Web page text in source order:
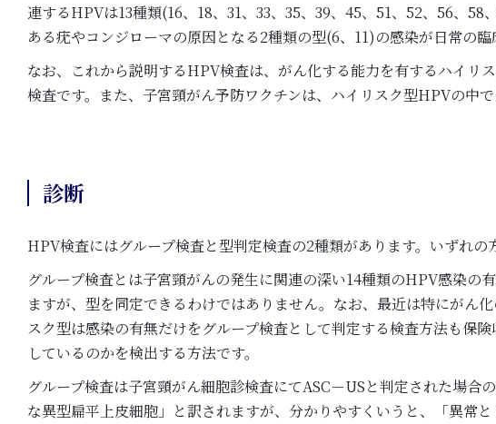
連するHPVは13種類(16、18、31、33、35、39、45、51、52、56、
ある疣やコンジローマの原因となる2種類の型(6、11)の感染が日常の臨
なお、これから説明するHPV検査は、がん化する能力を有するハイリ
検査です。また、子宮頸がん予防ワクチンは、ハイリスク型HPVの中
診断
HPV検査にはグループ検査と型判定検査の2種類があります。いずれ
グループ検査とは子宮頸がんの発生に関連の深い14種類のHPV感染の
ますが、型を同定できるわけではありません。なお、最近は特にがん
スク型は感染の有無だけをグループ検査として判定する検査方法も保
しているのかを検出する方法です。
グループ検査は子宮頸がん細胞診検査にてASC－USと判定された場
な異型扁平上皮細胞」と訳されますが、分かりやすくいうと、「異常